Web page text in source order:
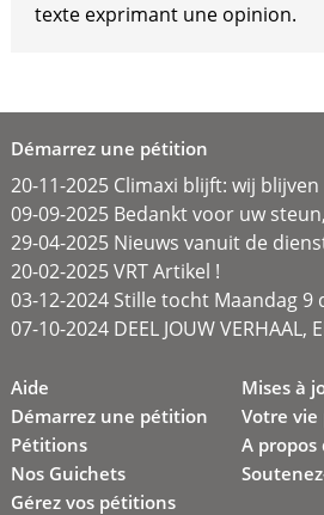
texte exprimant une opinion.
Démarrez une pétition
20-11-2025 Climaxi blijft: wij
09-09-2025 Bedankt voor uw
29-04-2025 Nieuws vanuit de
20-02-2025 VRT Artikel !
03-12-2024 Stille tocht Maandag 9
07-10-2024 DEEL JOUW VERHAAL,
Aide
Démarrez une pétition
Pétitions
Nos Guichets
Gérez vos pétitions
Mises à
Votre vie
A